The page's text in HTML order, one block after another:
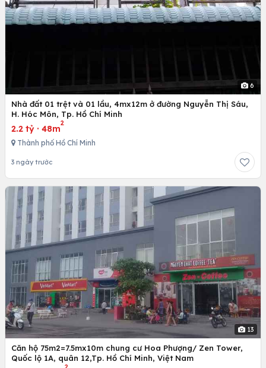
6
Nhà đất 01 trệt và 01 lầu, 4mx12m ở đường Nguyễn Thị Sáu,
H. Hóc Môn, Tp. Hồ Chí Minh
2.2 tỷ · 48m
2
Thành phố Hồ Chí Minh
3 ngày trước
13
Căn hộ 75m2=7.5mx10m chung cư Hoa Phượng/ Zen Tower,
Quốc lộ 1A, quân 12,Tp. Hồ Chí Minh, Việt Nam